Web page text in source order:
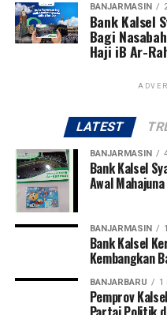
BANJARMASIN
Bank Kalsel
Bagi
Haji iB Ar-
LATEST
BANJARMASIN
Bank Kalsel
Awal
BANJARMASIN
Bank Kalsel
Kembangkan
BANJARBARU 1
Pemprov